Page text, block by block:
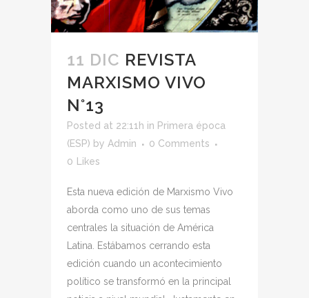
11 DIC REVISTA
MARXISMO VIVO
N°13
Posted at 22:11h in Primera época
(ESP) by Admin
0 Comments
0
Likes
Esta nueva edición de Marxismo Vivo
aborda como uno de sus temas
centrales la situación de América
Latina. Estábamos cerrando esta
edición cuando un acontecimiento
político se transformó en la principal